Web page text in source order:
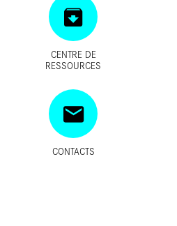
CENTRE DE
RESSOURCES
CONTACTS